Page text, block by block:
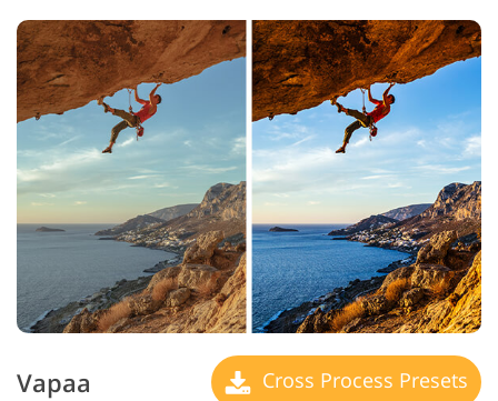
Vapaa Cross Process Presets